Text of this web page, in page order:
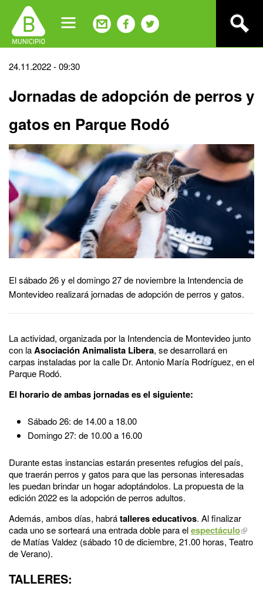
navigation
Back
top
24.11.2022 - 09:30
Jornadas de adopción de perros y
gatos en Parque Rodó
El sábado 26 y el domingo 27 de noviembre la Intendencia de
Montevideo realizará jornadas de adopción de perros y gatos.
La actividad, organizada por la Intendencia de Montevideo junto
con laAsociación Animalista Libera, se desarrollará en
carpas instaladas por la calle Dr. Antonio María Rodríguez, en el
Parque Rodó.
El horario de ambas jornadas es el siguiente:
Sábado 26: de 14.00 a 18.00
Domingo 27: de 10.00 a 16.00
Durante estas instancias estarán presentes refugios del país,
que traerán perros y gatos para que las personas interesadas
les puedan brindar un hogar adoptándolos. La propuesta de la
edición 2022 es la adopción de perros adultos.
Además, ambos días, habrátalleres educativos. Al finalizar
cada uno se sorteará una entrada doble para elespectáculo
de Matías Valdez (sábado 10 de diciembre, 21.00 horas, Teatro
de Verano).
TALLERES: